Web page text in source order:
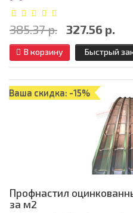
385.37 р. 327.56 р.
В корзину Быстрый
Ваша скидка: -15%
Профнастил
за м2